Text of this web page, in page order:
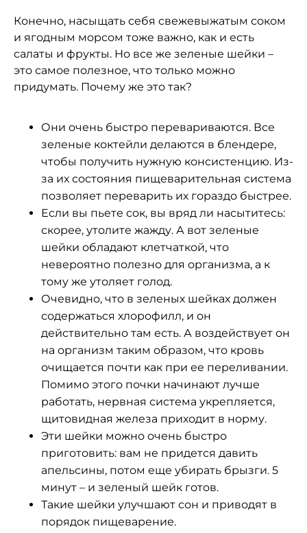
Конечно, насыщать себя свежевыжатым соком
и ягодным морсом тоже важно, как и есть
салаты и фрукты. Но все же зеленые шейки –
это самое полезное, что только можно
придумать. Почему же это так?
Они очень быстро перевариваются. Все
зеленые коктейли делаются в блендере,
чтобы получить нужную консистенцию. Из-
за их состояния пищеварительная система
позволяет переварить их гораздо быстрее.
Если вы пьете сок, вы вряд ли насытитесь:
скорее, утолите жажду. А вот зеленые
шейки обладают клетчаткой, что
невероятно полезно для организма, а к
тому же утоляет голод.
Очевидно, что в зеленых шейках должен
содержаться хлорофилл, и он
действительно там есть. А воздействует он
на организм таким образом, что кровь
очищается почти как при ее переливании.
Помимо этого почки начинают лучше
работать, нервная система укрепляется,
щитовидная железа приходит в норму.
Эти шейки можно очень быстро
приготовить: вам не придется давить
апельсины, потом еще убирать брызги. 5
минут – и зеленый шейк готов.
Такие шейки улучшают сон и приводят в
порядок пищеварение.